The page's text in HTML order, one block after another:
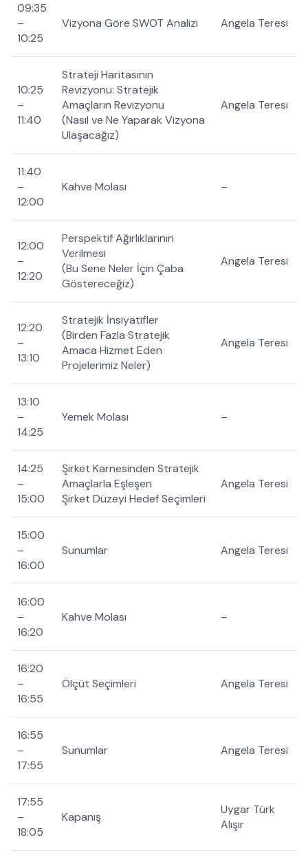
09:35
–
10:25
Vizyona Göre SWOT Analizi Angela Teresi
10:25
–
11:40
Strateji Haritasının
Revizyonu: Stratejik
Amaçların Revizyonu
(Nasıl ve Ne Yaparak Vizyona
Ulaşacağız)
Angela Teresi
11:40
–
12:00
Kahve Molası –
12:00
–
12:20
Perspektif Ağırlıklarının
Verilmesi
(Bu Sene Neler İçin Çaba
Göstereceğiz)
Angela Teresi
12:20
–
13:10
Stratejik İnsiyatifler
(Birden Fazla Stratejik
Amaca Hizmet Eden
Projelerimiz Neler)
Angela Teresi
13:10
–
14:25
Yemek Molası –
14:25
–
15:00
Şirket Karnesinden Stratejik
Amaçlarla Eşleşen
Şirket Düzeyi Hedef Seçimleri
Angela Teresi
15:00
–
16:00
Sunumlar Angela Teresi
16:00
–
16:20
Kahve Molası –
16:20
–
16:55
Ölçüt Seçimleri Angela Teresi
16:55
–
17:55
Sunumlar Angela Teresi
17:55
–
18:05
Kapanış
Uygar Türk
Alışır